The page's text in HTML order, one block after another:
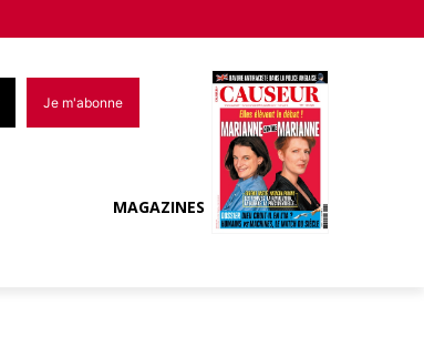
Je m'abonne
MAGAZINES